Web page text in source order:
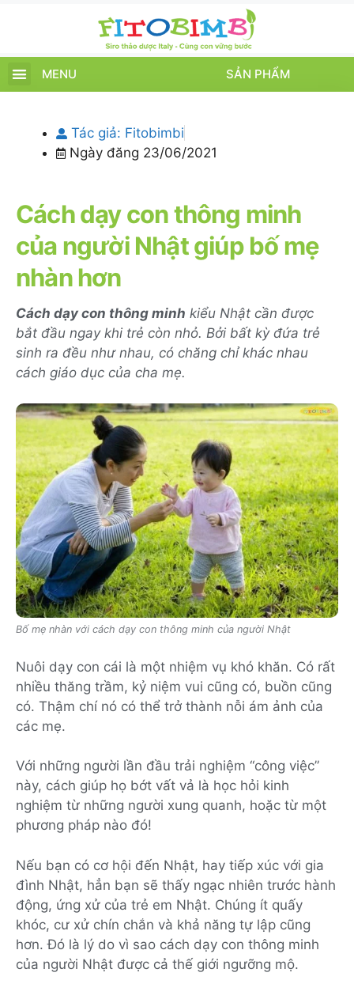
MENU SẢN PHẨM
Tác giả: Fitobimbi
Ngày đăng 23/06/2021
Cách dạy con thông minh
của người Nhật giúp bố mẹ
nhàn hơn
Cách dạy con thông minh kiểu Nhật cần được
bắt đầu ngay khi trẻ còn nhỏ. Bởi bất kỳ đứa trẻ
sinh ra đều như nhau, có chăng chỉ khác nhau
cách giáo dục của cha mẹ.
Bố mẹ nhàn với cách dạy con thông minh của người Nhật
Nuôi dạy con cái là một nhiệm vụ khó khăn. Có rất
nhiều thăng trầm, kỷ niệm vui cũng có, buồn cũng
có. Thậm chí nó có thể trở thành nỗi ám ảnh của
các mẹ.
Với những người lần đầu trải nghiệm “công việc”
này, cách giúp họ bớt vất vả là học hỏi kinh
nghiệm từ những người xung quanh, hoặc từ một
phương pháp nào đó!
Nếu bạn có cơ hội đến Nhật, hay tiếp xúc với gia
đình Nhật, hẳn bạn sẽ thấy ngạc nhiên trước hành
động, ứng xử của trẻ em Nhật. Chúng ít quấy
khóc, cư xử chín chắn và khả năng tự lập cũng
hơn. Đó là lý do vì sao cách dạy con thông minh
của người Nhật được cả thế giới ngưỡng mộ.